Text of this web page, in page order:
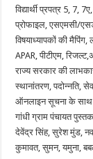
विद्यार्थी प्रपत्र 5, 7,
प्रोफाइल, एसएमसी/
विषयाध्यापकों की मैपिंग,
APAR, पीटीएम,
राज्य सरकार की
स्थानांतरण, पदोन्नति,
ऑनलाइन सूचना के साथ यू
गांधी ग्राम पंचायत
देवेंद्र सिंह, सुरेश मुंड,
कुमावत, सुमन, यमुना,